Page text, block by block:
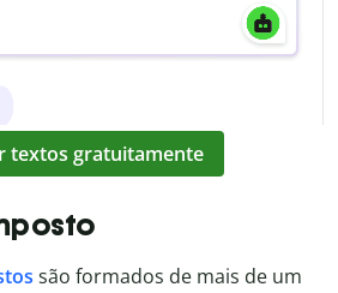
textos gratuitamente
são formados de mais de um